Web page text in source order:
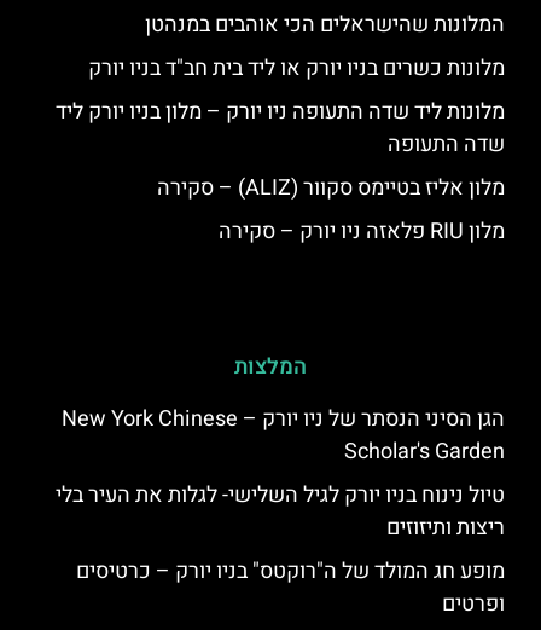
המלונות שהישראלים הכי אוהבים במנהטן
מלונות כשרים בניו יורק או ליד בית חב"ד בניו יורק
מלונות ליד שדה התעופה ניו יורק – מלון בניו יורק ליד
שדה התעופה
מלון אליז בטיימס סקוור (ALIZ) – סקירה
מלון RIU פלאזה ניו יורק – סקירה
המלצות
הגן הסיני הנסתר של ניו יורק – New York Chinese
Scholar's Garden
טיול נינוח בניו יורק לגיל השלישי- לגלות את העיר בלי
ריצות ותיזוזים
מופע חג המולד של ה"רוקטס" בניו יורק – כרטיסים
ופרטים